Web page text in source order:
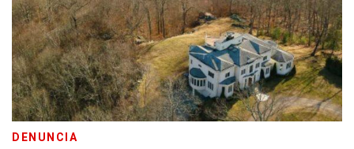
DENUNCIA